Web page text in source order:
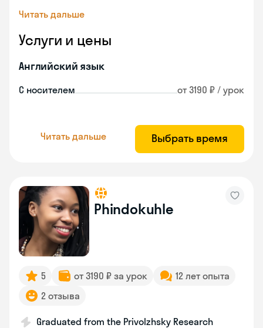
Читать дальше
Услуги и цены
Английский язык
С носителем от 3190 ₽ / урок
Читать дальше Выбрать время
Phindokuhle
5 от 3190 ₽ за урок
12 лет опыта
2 отзыва
Graduated from the Privolzhsky Research